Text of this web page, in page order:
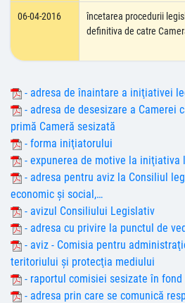
06-04-2016
încetarea procedurii
definitiva de catre
- adresa de înaintare a iniţiativei
- adresa de desesizare a Camerei
primă Cameră sesizată
- forma iniţiatorului
- expunerea de motive la iniţiativa
- adresa pentru aviz la Consiliul
economic şi social,…
- avizul Consiliului Legislativ
- adresa cu privire la punctul de
- aviz - Comisia pentru
teritoriului şi protecţia mediului
- raportul comisiei sesizate în fond
- adresa prin care se comunică